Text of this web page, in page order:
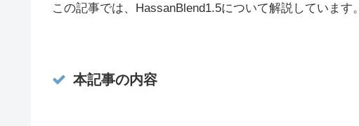
この記事では、HassanBlend1.5について解説しています。
本記事の内容